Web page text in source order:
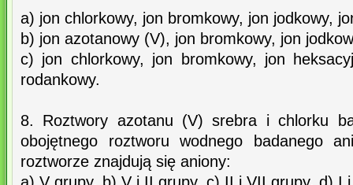
a) jon chlorkowy, jon bromkowy, jon jodkowy,
b) jon azotanowy (V), jon bromkowy, jon
c) jon chlorkowy, jon bromkowy, jon
rodankowy.
8. Roztwory azotanu (V) srebra i chlorku
obojętnego roztworu wodnego badanego
roztworze znajdują się aniony: